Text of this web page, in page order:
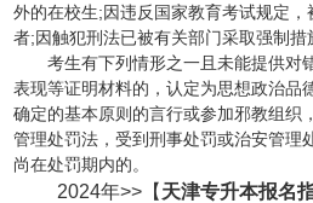
外的在校生;因违反国家教育考试规定
者;因触犯刑法已被有关部门采取强制措
考生有下列情形之一且未能提供对
表现等证明材料的，认定为思想政治品
确定的基本原则的言行或参加邪教组织
管理处罚法，受到刑事处罚或治安管理
尚在处罚期内的。
2024年>>【 天津专升本报名